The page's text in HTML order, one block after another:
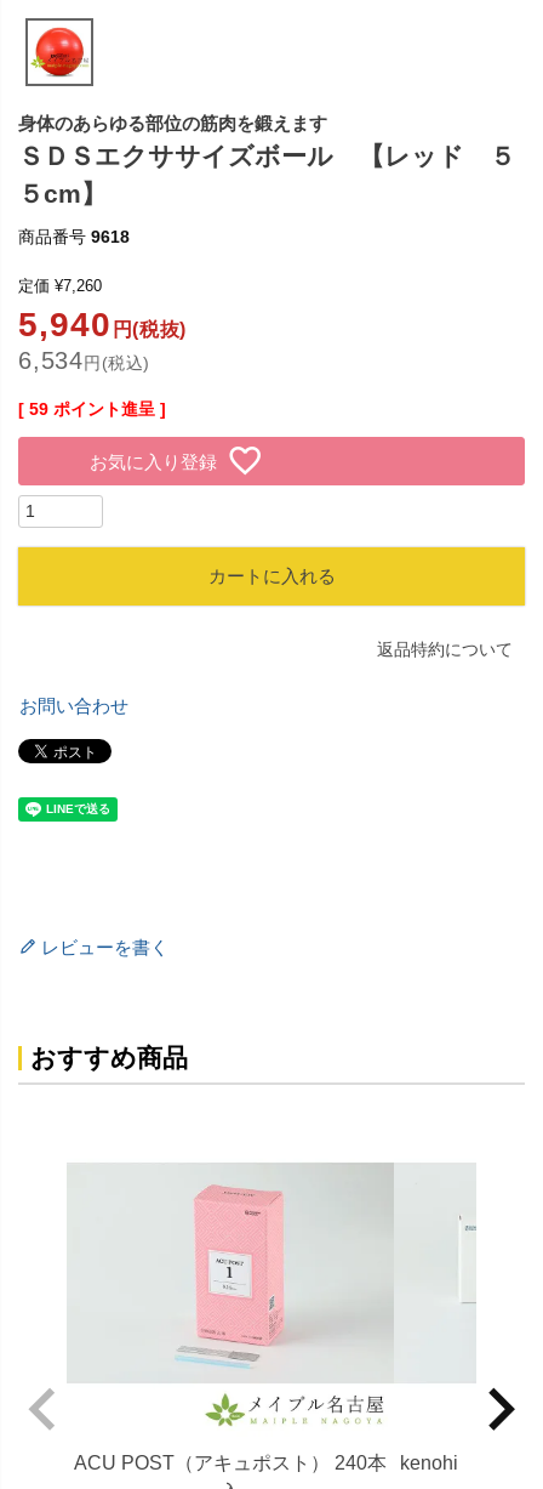
身体のあらゆる部位の筋肉を鍛えます
ＳＤＳエクササイズボール 【レッド ５
５cm】
商品番号 9618
定価 ¥7,260
5,940 円(税抜)
6,534円(税込)
[ 59 ポイント進呈 ]
お気に入り登録
カートに入れる
返品特約について
お問い合わせ
レビューを書く
おすすめ商品
ACU POST（アキュポスト） 240本
kenohi (ケノ